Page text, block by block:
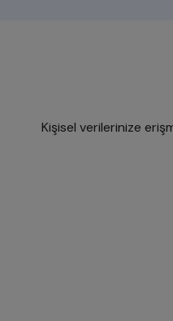
Kişisel verilerinize